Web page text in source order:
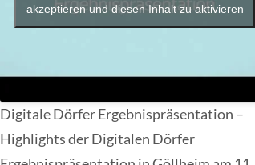
akzeptieren und diesen Inhalt zu aktivieren
Digitale Dörfer Ergebnispräsentation –
Highlights der Digitalen Dörfer